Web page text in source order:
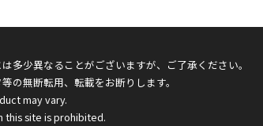
少異なることがございますが、ご了承ください。
の無断転用、転載をお断りします。
may vary.
this site is prohibited.